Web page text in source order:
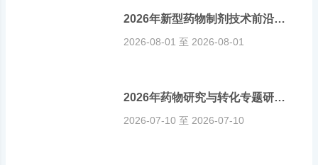
2026年新型药物制剂技术前沿学习班
2026-08-01 至 2026-08-01
2026年药物研究与转化专题研讨会
2026-07-10 至 2026-07-10